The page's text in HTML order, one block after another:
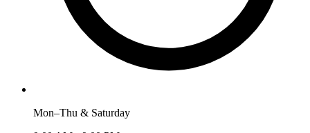
Mon–Thu & Saturday